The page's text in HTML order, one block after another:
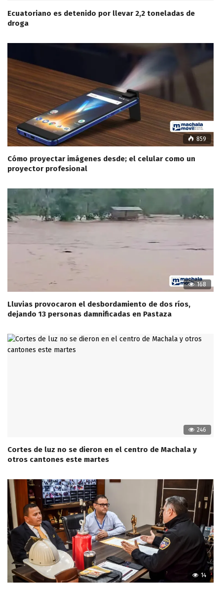
Ecuatoriano es detenido por llevar 2,2 toneladas de
droga
859
Cómo proyectar imágenes desde; el celular como un
proyector profesional
168
Lluvias provocaron el desbordamiento de dos ríos,
dejando 13 personas damnificadas en Pastaza
246
Cortes de luz no se dieron en el centro de Machala y
otros cantones este martes
14